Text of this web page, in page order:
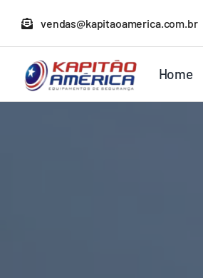
para
conteúdo
vendas@kapitaoamerica.com.br
Home